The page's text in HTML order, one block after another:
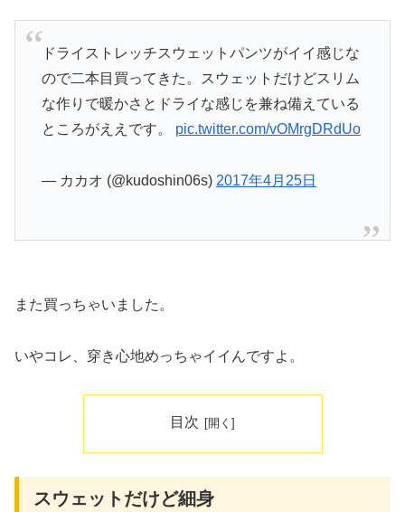
ドライストレッチスウェットパンツがイイ感じな
ので二本目買ってきた。スウェットだけどスリム
な作りで暖かさとドライな感じを兼ね備えている
ところがええです。 pic.twitter.com/vOMrgDRdUo
— カカオ (@kudoshin06s) 2017年4月25日
また買っちゃいました。
いやコレ、穿き心地めっちゃイイんですよ。
目次
スウェットだけど細身